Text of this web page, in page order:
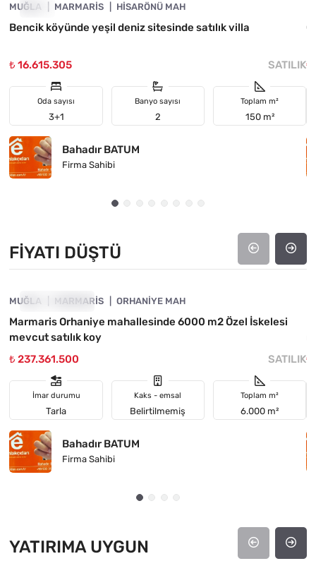
ACIL
MUĞLA MARMARIS HISARÖNÜ MAH
Bencik köyünde yeşil deniz sitesinde satılık villa
₺ 16.615.305 SATILIK
Oda sayısı
3+1
Banyo sayısı
2
Toplam m²
150 m²
Bahadır BATUM
Firma Sahibi
₺
FIYATI DÜŞTÜ
FIYATI DÜŞTÜ
MUĞLA MARMARIS ORHANIYE MAH
Marmaris Orhaniye mahallesinde 6000 m2 Özel İskelesi
mevcut satılık koy
₺ 237.361.500
SATILIK
İmar durumu
Tarla
Kaks - emsal
Belirtilmemiş
Toplam m²
6.000 m²
Bahadır BATUM
Firma Sahibi
₺
YATIRIMA UYGUN